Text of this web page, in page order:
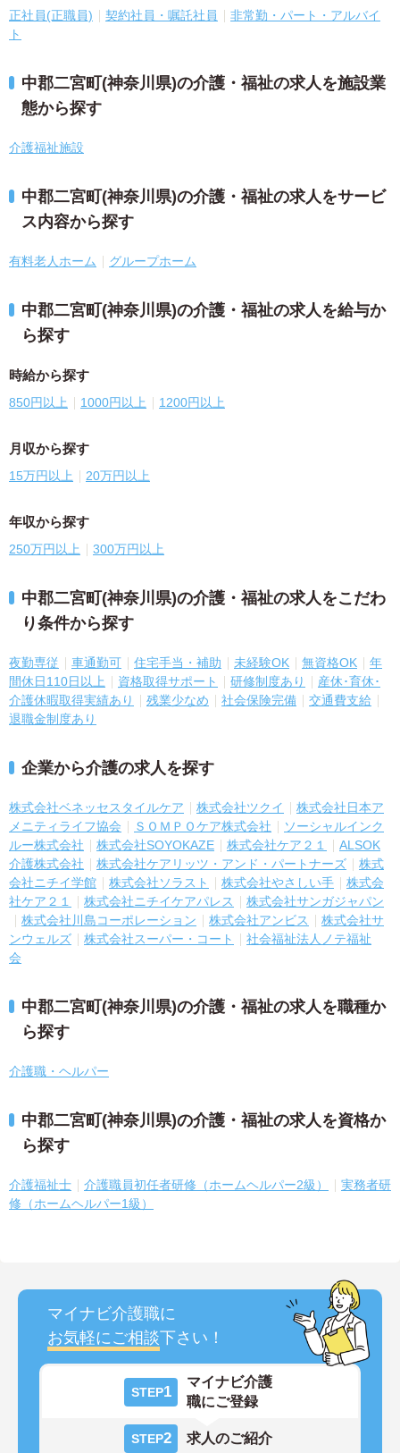
正社員(正職員) 契約社員・嘱託社員
非常勤・パート・アルバイ
ト
中郡二宮町(神奈川県)の介護・福祉の求人を施設業
態から探す
介護福祉施設
中郡二宮町(神奈川県)の介護・福祉の求人をサービ
ス内容から探す
有料老人ホーム グループホーム
中郡二宮町(神奈川県)の介護・福祉の求人を給与か
ら探す
時給から探す
850円以上 1000円以上 1200円以上
月収から探す
15万円以上 20万円以上
年収から探す
250万円以上 300万円以上
中郡二宮町(神奈川県)の介護・福祉の求人をこだわ
り条件から探す
夜勤専従 車通勤可 住宅手当・補助 未経験OK 無資格OK
年
間休日110日以上
資格取得サポート 研修制度あり
産休･育休･
介護休暇取得実績あり
残業少なめ 社会保険完備
交通費支給
退職金制度あり
企業から介護の求人を探す
株式会社ベネッセスタイルケア 株式会社ツクイ
株式会社日本ア
メニティライフ協会
ＳＯＭＰＯケア株式会社
ソーシャルインク
ルー株式会社
株式会社SOYOKAZE 株式会社ケア２１
ALSOK
介護株式会社
株式会社ケアリッツ・アンド・パートナーズ
株式
会社ニチイ学館
株式会社ソラスト 株式会社やさしい手
株式会
社ケア２１
株式会社ニチイケアパレス
株式会社サンガジャパン
株式会社川島コーポレーション
株式会社アンビス
株式会社サ
ンウェルズ
株式会社スーパー・コート
社会福祉法人ノテ福祉
会
中郡二宮町(神奈川県)の介護・福祉の求人を職種か
ら探す
介護職・ヘルパー
中郡二宮町(神奈川県)の介護・福祉の求人を資格か
ら探す
介護福祉士 介護職員初任者研修（ホームヘルパー2級）
実務者研
修（ホームヘルパー1級）
マイナビ介護職に
お気軽にご相談下さい！
STEP1
マイナビ介護
職にご登録
STEP2 求人のご紹介